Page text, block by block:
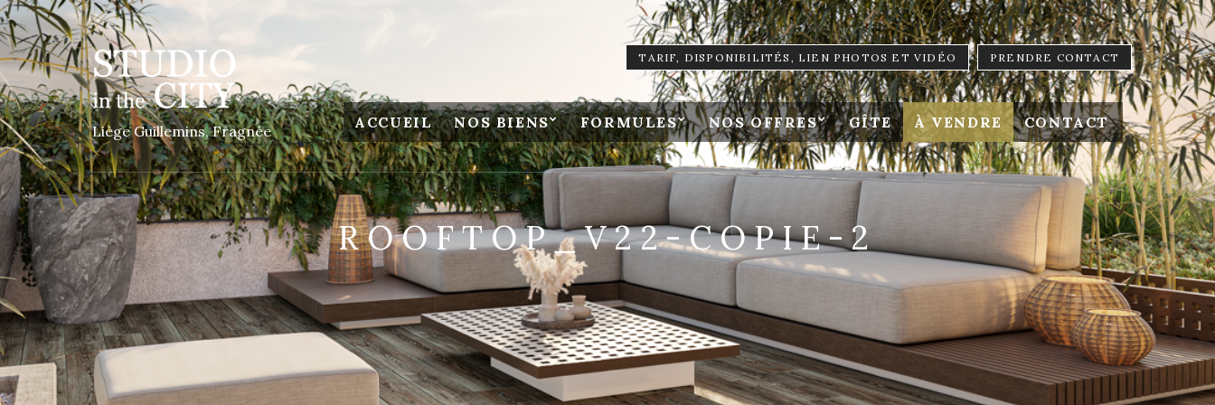
TARIF, DISPONIBILITÉS, LIEN PHOTOS ET VIDÉO PRENDRE CONTACT
Liège Guillemins, Fragnée ACCUEIL NOS BIENS FORMULES NOS OFFRES GÎTE À VENDRE CONTACT
ROOFTOP_V22-COPIE-2